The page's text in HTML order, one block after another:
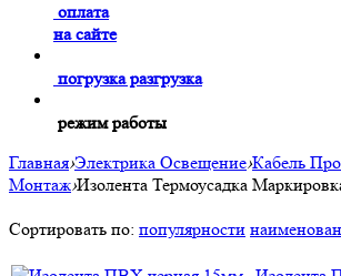
оплата
на сайте
погрузка разгрузка
режим работы
Главная›Электрика Освещение›Кабель
Монтаж›Изолента Термоусадка
Сортировать по: популярности